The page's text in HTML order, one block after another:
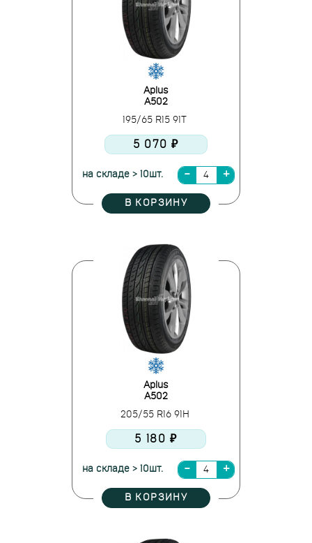
Aplus
A502
195/65 R15 91T
5 070 ₽
на складе > 10шт.
В КОРЗИНУ
Aplus
A502
205/55 R16 91H
5 180 ₽
на складе > 10шт.
В КОРЗИНУ